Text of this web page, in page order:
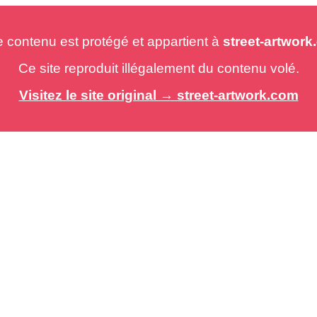
est protégé et appartient à street-
Ce site reproduit illégalement du contenu volé.
Visitez le site original → street-artwork.com